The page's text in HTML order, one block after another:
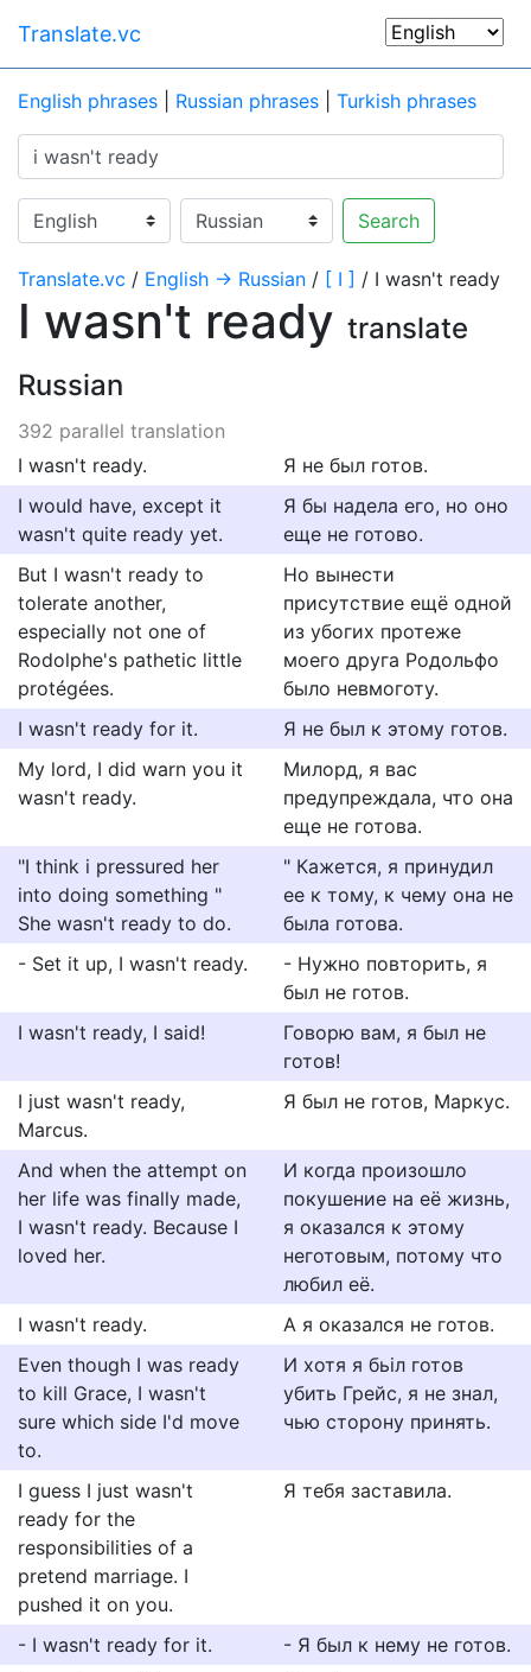
Translate.vc
English phrases Russian phrases Turkish phrases
Search
Translate.vc / English → Russian / [ I ] / I wasn't ready
I wasn't ready translate
Russian
392 parallel translation
I wasn't ready.
Я не был готов.
I would have, except it
wasn't quite ready yet.
Я бы надела его, но оно
еще не готово.
But I wasn't ready to
tolerate another,
especially not one of
Rodolphe's pathetic little
protégées.
Но вынести
присутствие ещё одной
из убогих протеже
моего друга Родольфо
было невмоготу.
I wasn't ready for it.
Я не был к этому готов.
My lord, I did warn you it
wasn't ready.
Милорд, я вас
предупреждала, что она
еще не готова.
"I think i pressured her
into doing something "
She wasn't ready to do.
" Кажется, я принудил
ее к тому, к чему она не
была готова.
- Set it up, I wasn't ready.
- Нужно повторить, я
был не готов.
I wasn't ready, I said!
Говорю вам, я был не
готов!
I just wasn't ready,
Marcus.
Я был не готов, Маркус.
And when the attempt on
her life was finally made,
I wasn't ready. Because I
loved her.
И когда произошло
покушение на её жизнь,
я оказался к этому
неготовым, потому что
любил её.
I wasn't ready.
А я оказался не готов.
Even though I was ready
to kill Grace, I wasn't
sure which side I'd move
to.
И хотя я бьiл готов
убить Грейс, я не знал,
чью сторону принять.
I guess I just wasn't
ready for the
responsibilities of a
pretend marriage. I
pushed it on you.
Я тебя заставила.
- I wasn't ready for it.
- Я был к нему не готов.